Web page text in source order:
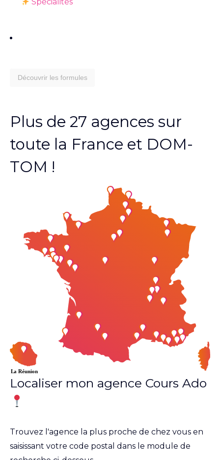
Découvrir les formules
Plus de 27 agences sur
toute la France et DOM-
TOM !
Localiser mon agence Cours Ado
Trouvez l'agence la plus proche de chez vous en
saisissant votre code postal dans le module de